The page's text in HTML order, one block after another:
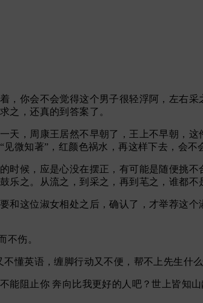
你会不会觉得这个男子很轻浮阿，左右
之，还真的到答案了。
，周康王居然不早朝了，王上不早朝，
微知著”，红颜色祸水，再这样下去，会不
时候，应是心没在摆正，有可能是随便挑
之。从流之，到采之，再到芼之，谁都不
这位淑女相处之后，确认了，才举荐这
不伤。
懂英语，缠脚行动又不便，帮不上先生什
阻止你 奔向比我更好的人吧？世上皆知